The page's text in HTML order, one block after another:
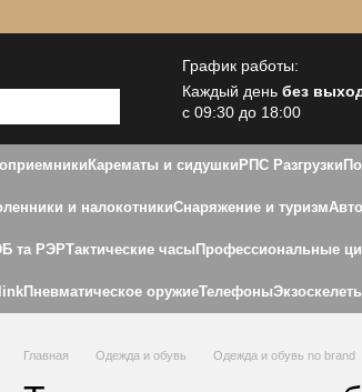
График работы:
Каждый деньбез
с 09:30 до 18:00
Карематы и сидушки РПС Разгрузки
и налокотникиСнаряжение и туризм
та РЭРТактические часы Профессиональные
Пневматическое оружиеТелефоны
Главная Одежда и обувь Одежда и обувь no brand